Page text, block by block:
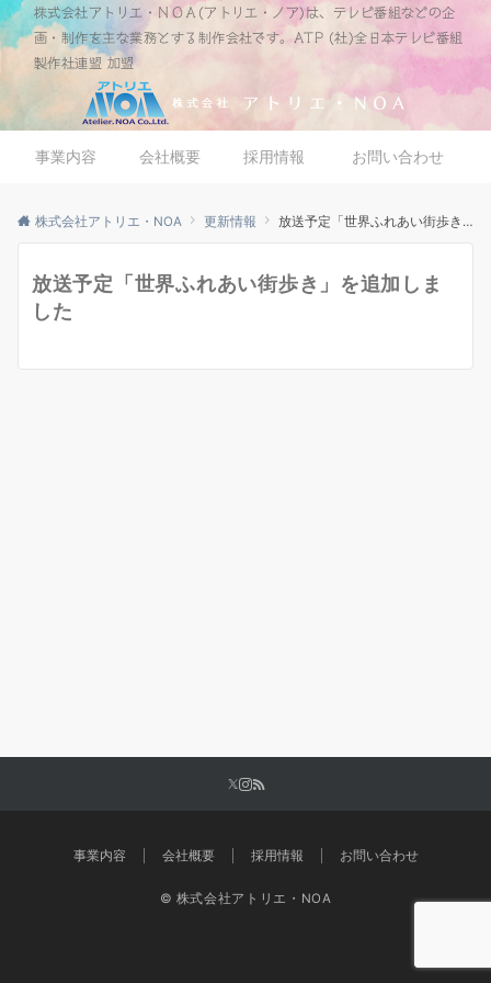
株式会社アトリエ・ＮＯＡ(アトリエ・ノア)は、テレビ番組などの企
画・制作を主な業務とする制作会社です。ATP (社)全日本テレビ番組
製作社連盟 加盟
事業内容 会社概要 採用情報 お問い合わせ
株式会社アトリエ・NOA 更新情報 放送予定「世界ふれあい街歩き」を追加しました
放送予定「世界ふれあい街歩き」を追加しま
した
事業内容 会社概要 採用情報 お問い合わせ
© 株式会社アトリエ・NOA